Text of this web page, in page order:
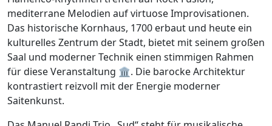
mediterrane Melodien auf virtuose Improvisationen.
Das historische Kornhaus, 1700 erbaut und heute ein
kulturelles Zentrum der Stadt, bietet mit seinem großen
Saal und moderner Technik einen stimmigen Rahmen
für diese Veranstaltung 🏛️. Die barocke Architektur
kontrastiert reizvoll mit der Energie moderner
Saitenkunst.